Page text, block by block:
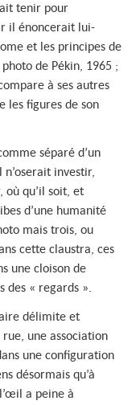
tenir pour
il énoncerait lui-
et les principes de
de Pékin, 1965 ;
à ses autres
les figures de son
séparé d’un
investir,
qu’il soit, et
d’une humanité
mais trois, ou
cette claustra, ces
une cloison de
des « regards ».
délimite et
une association
une configuration
désormais qu’à
a peine à